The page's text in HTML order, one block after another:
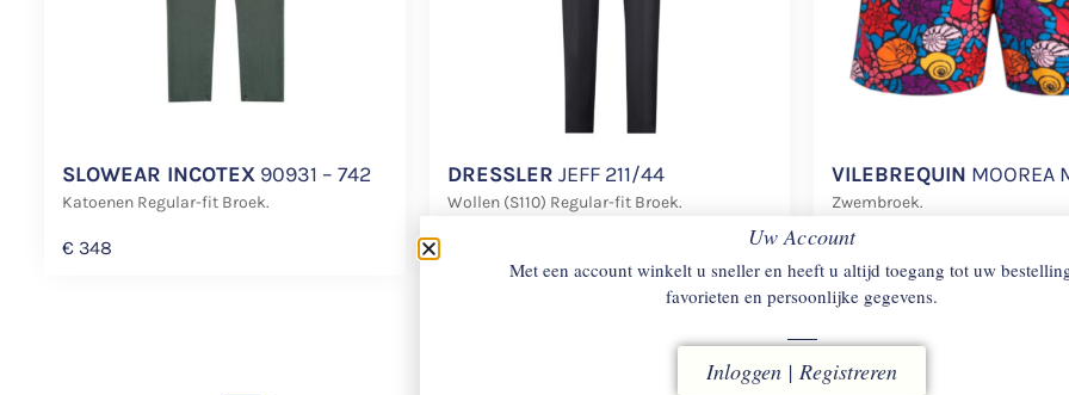
SLOWEAR INCOTEX 90931 – 742
Katoenen Regular-fit Broek.
€ 348
DRESSLER JEFF 211/44
Wollen (S110) Regular-fit Broek.
VILEBREQUIN MOOREA
Zwembroek.
€230
Uw Account
Met een account winkelt u sneller en heeft u altijd toegang tot uw
favorieten en persoonlijke gegevens.
Inloggen | Registreren